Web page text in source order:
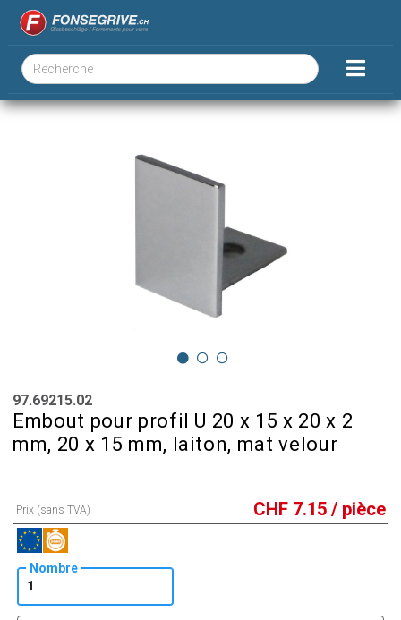
97.69215.02
Embout pour profil U 20 x 15 x 20 x 2
mm, 20 x 15 mm, laiton, mat velour
Prix (sans TVA) CHF 7.15 / pièce
Nombre